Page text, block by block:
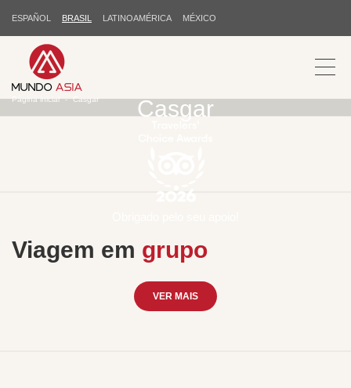
ESPAÑOL BRASIL LATINOAMÉRICA MÉXICO
Casgar
Página inicial Casgar
Viagem em grupo
VER MAIS